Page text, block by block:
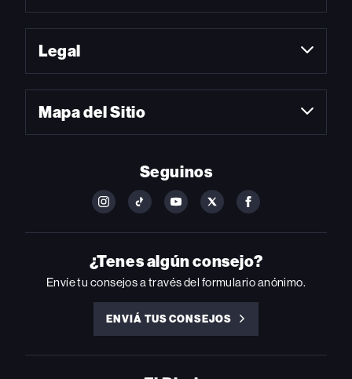
Legal
Mapa del Sitio
Seguinos
FOLLOW
ON
INSTAGRAM
FOLLOW
ON
YOUTUBE
FOLLOW
ON
YOUTUBE
FOLLOW
ON
FOLLOW
ON
FACEBOOK
¿Tenes algún consejo?
Envíe tu consejos a través del formulario anónimo.
ENVIÁ TUS CONSEJOS
ENVIÁ
CONSEJOS